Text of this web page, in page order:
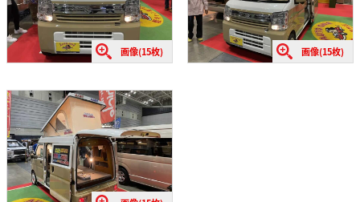
画像(15枚) 画像(15枚)